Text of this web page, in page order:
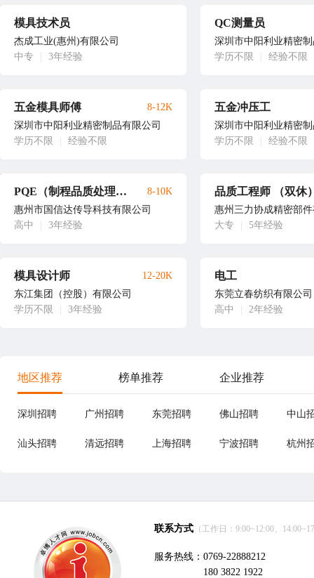
模具技术员
杰成工业(惠州)有限公司
中专
3年经验
QC测量员
深圳市中阳利业精密
学历不限
经验不限
五金模具师傅
深圳市中阳利业精密制品有限公司
学历不限
经验不限
8-12K 五金冲压工
深圳市中阳利业精密
学历不限
经验不限
PQE（制程品质处理工程师）
惠州市国信达传导科技有限公司
高中
3年经验
8-10K 品质工程师 （双休
惠州三力协成精密部
大专
5年经验
模具设计师
东江集团（控股）有限公司
学历不限
3年经验
12-20K 电工
东莞立春纺织有限公司
高中
2年经验
地区推荐 榜单推荐 企业推荐
深圳招聘 广州招聘 东莞招聘 佛山招聘 中山
汕头招聘 清远招聘 上海招聘 宁波招聘 杭州
联系方式 （工作日：9:00~12:00、
服务热线：0769-22888212
180 3822 1922